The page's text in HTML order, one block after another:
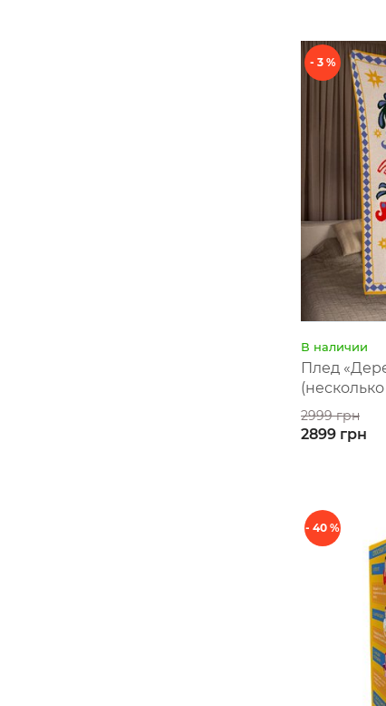
- 3 %
В наличии
Плед
2999 грн
2899 грн
- 40 %